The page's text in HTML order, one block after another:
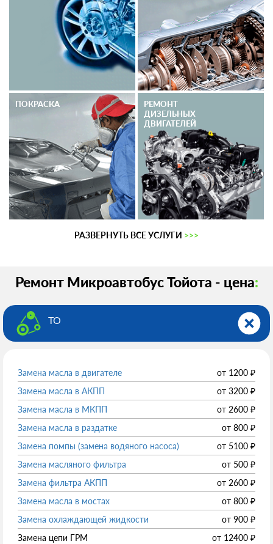
ПОКРАСКА
РЕМОНТ
ДИЗЕЛЬНЫХ
ДВИГАТЕЛЕЙ
РАЗВЕРНУТЬ ВСЕ УСЛУГИ >>>
Ремонт Микроавтобус Тойота - цена:
ТО
Замена масла в двигателе от 1200 ₽
Замена масла в АКПП
от 3200 ₽
Замена масла в МКПП
от 2600 ₽
Замена масла в раздатке
от 800 ₽
Замена помпы (замена водяного насоса)
от 5100 ₽
Замена масляного фильтра
от 500 ₽
Замена фильтра АКПП
от 2600 ₽
Замена масла в мостах
от 800 ₽
Замена охлаждающей жидкости
от 900 ₽
Замена цепи ГРМ
от 12400 ₽